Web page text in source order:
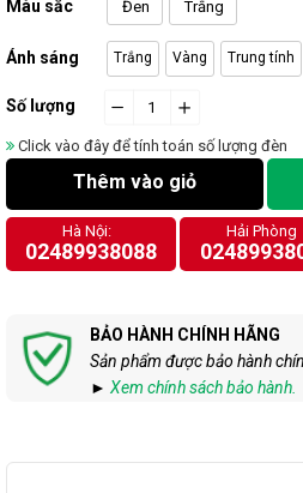
Màu sắc Đen Trắng
Ánh sáng Trắng Vàng Trung tính
Số lượng
Click vào đây để tính toán số lượng đèn
Thêm vào giỏ
Hà Nội:
02489938088
Hải Phòng
BẢO HÀNH CHÍNH HÃNG
Sản phẩm được bảo hành
► Xem chính sách bảo hành.